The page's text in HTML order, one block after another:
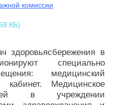
комиссии
КБ)
здоровьясбережения в
специально
медицинский
кабинет. Медицинское
в учреждении